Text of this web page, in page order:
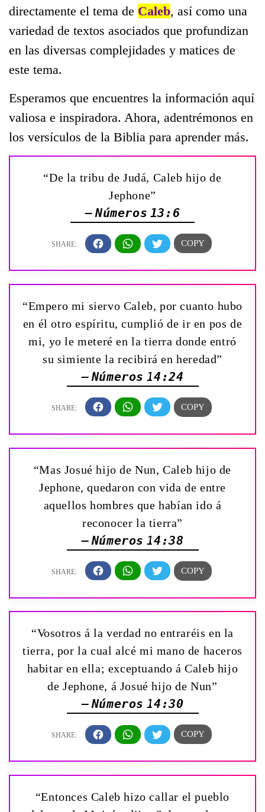
directamente el tema de Caleb, así como una
variedad de textos asociados que profundizan
en las diversas complejidades y matices de
este tema.
Esperamos que encuentres la información aquí
valiosa e inspiradora. Ahora, adentrémonos en
los versículos de la Biblia para aprender más.
“De la tribu de Judá, Caleb hijo de
Jephone”
— Números 13:6
“Empero mi siervo Caleb, por cuanto hubo
en él otro espíritu, cumplió de ir en pos de
mi, yo le meteré en la tierra donde entró
su simiente la recibirá en heredad”
— Números 14:24
“Mas Josué hijo de Nun, Caleb hijo de
Jephone, quedaron con vida de entre
aquellos hombres que habían ido á
reconocer la tierra”
— Números 14:38
“Vosotros á la verdad no entraréis en la
tierra, por la cual alcé mi mano de haceros
habitar en ella; exceptuando á Caleb hijo
de Jephone, á Josué hijo de Nun”
— Números 14:30
“Entonces Caleb hizo callar el pueblo